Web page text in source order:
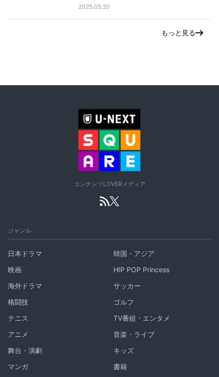
2025.05.20
もっと見る
コンテンツLOVERメディア
ジャンル
日本ドラマ
韓国・アジア
映画
HIP POP Princess
海外ドラマ
サッカー
格闘技
ゴルフ
テニス
TV番組・エンタメ
アニメ
音楽・ライブ
舞台・演劇
キッズ
マンガ
書籍